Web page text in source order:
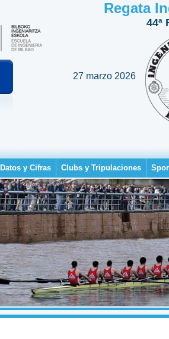
Regata
44ª
27 marzo 2026
Datos y Cifras Clubs y Tripulaciones